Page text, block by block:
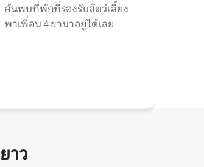
ค้นพบที่พักที่รองรับสัตว์เลี้ยง
พาเพื่อน 4 ขามาอยู่ได้เลย
าว